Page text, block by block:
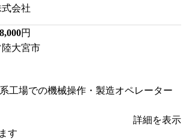
会社
円
大宮市
工場での機械操作・製造オペレーター
詳細を表示
す